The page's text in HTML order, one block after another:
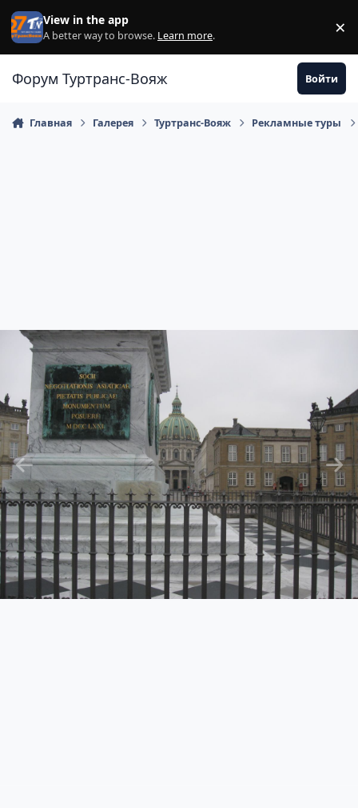
Перейти к содержанию
View in the app
A better way to browse. Learn more. ×
Форум Туртранс-Вояж Войти
Главная Галерея Туртранс-Вояж Рекламные туры